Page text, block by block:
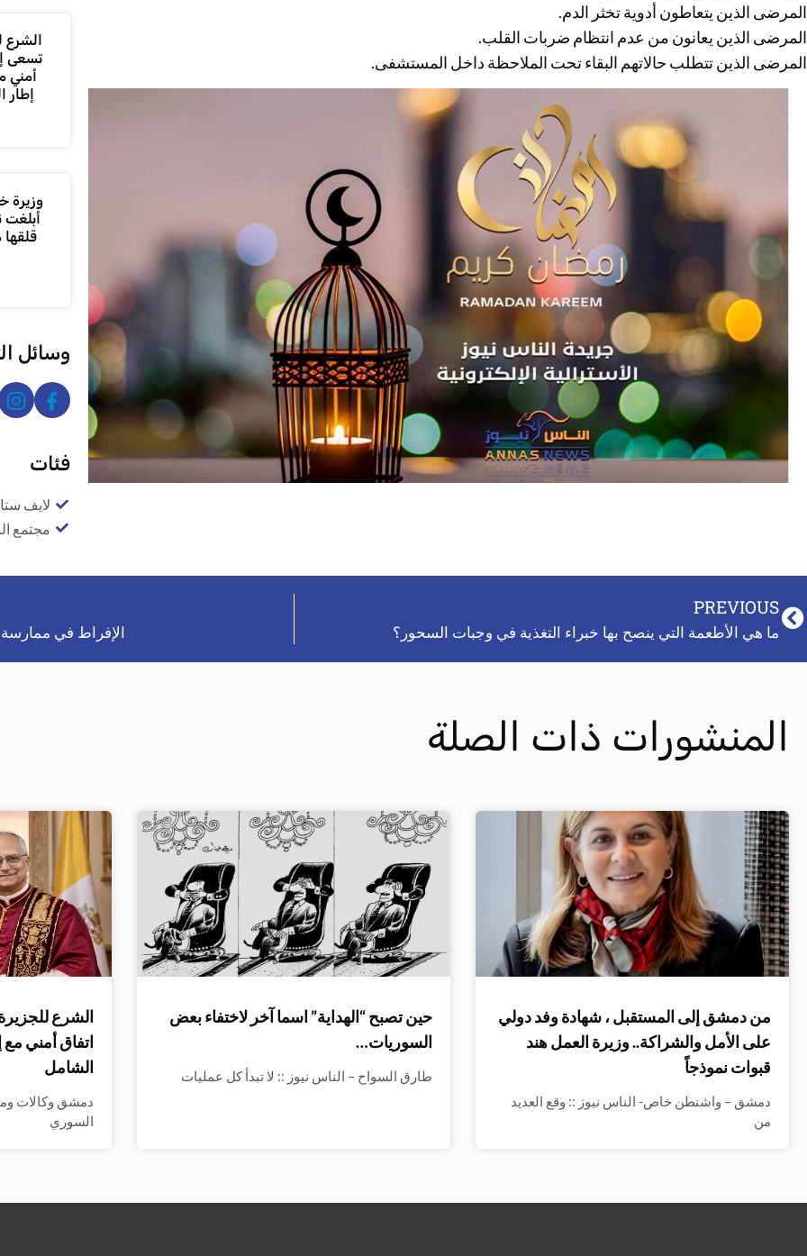
المرضى الذين يتعاطون أدوية تخثر الدم.
المرضى الذين يعانون من عدم انتظام ضربات القلب.
المرضى الذين تتطلب حالاتهم البقاء تحت الملاحظة داخل المستشفى.
الشرع
تسعى
أمني
إطار
وزيرة
أبلغت
وسائل
فئات
لايف
مجتمع
PREVIOUS
ما هي الأطعمة التي ينصح بها خبراء التغذية في وجبات السحور؟ الإفراط في ممارسة
المنشورات ذات الصلة
من دمشق إلى المستقبل ، شهادة وفد دولي
على الأمل والشراكة.. وزيرة العمل هند
قبوات نموذجاً
دمشق – واشنطن خاص- الناس نيوز :: وقع العديد
من
حين تصبح “الهداية” اسما آخر لاختفاء بعض
السوريات…
طارق السواح – الناس نيوز :: لا تبدأ كل عمليات
الشرع
اتفاق أمني
الشامل
دمشق وكالات
السوري